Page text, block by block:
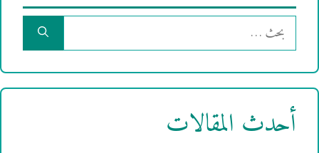
البحث
عن:
أحدث المقالات